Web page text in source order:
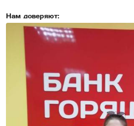
Нам доверяют: